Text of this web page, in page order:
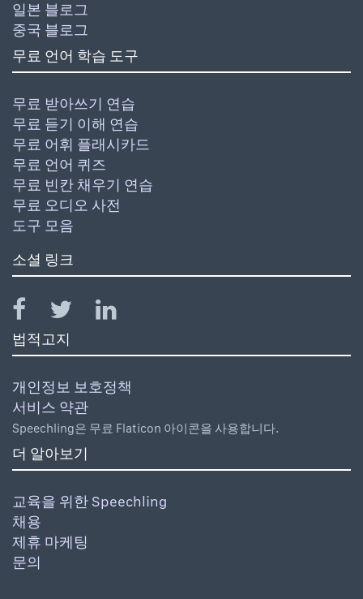
일본 블로그
중국 블로그
무료 언어 학습 도구
무료 받아쓰기 연습
무료 듣기 이해 연습
무료 어휘 플래시카드
무료 언어 퀴즈
무료 빈칸 채우기 연습
무료 오디오 사전
도구 모음
소셜 링크
법적고지
개인정보 보호정책
서비스 약관
Speechling은 무료 Flaticon 아이콘을 사용합니다.
더 알아보기
교육을 위한 Speechling
채용
제휴 마케팅
문의